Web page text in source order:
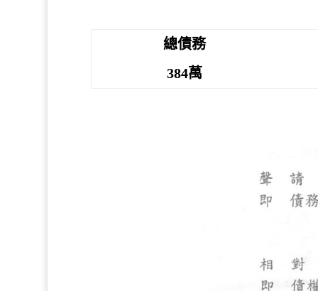
總債務
384萬